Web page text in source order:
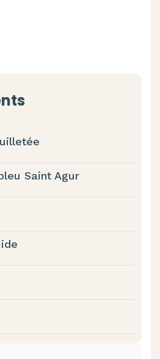
Saint Agur